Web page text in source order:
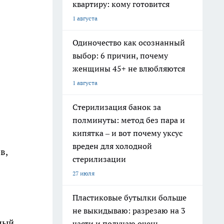
квартиру: кому готовится
1 августа
Одиночество как осознанный
выбор: 6 причин, почему
женщины 45+ не влюбляются
1 августа
Стерилизация банок за
полминуты: метод без пара и
кипятка – и вот почему уксус
вреден для холодной
стерилизации
27 июля
Пластиковые бутылки больше
не выкидываю: разрезаю на 3